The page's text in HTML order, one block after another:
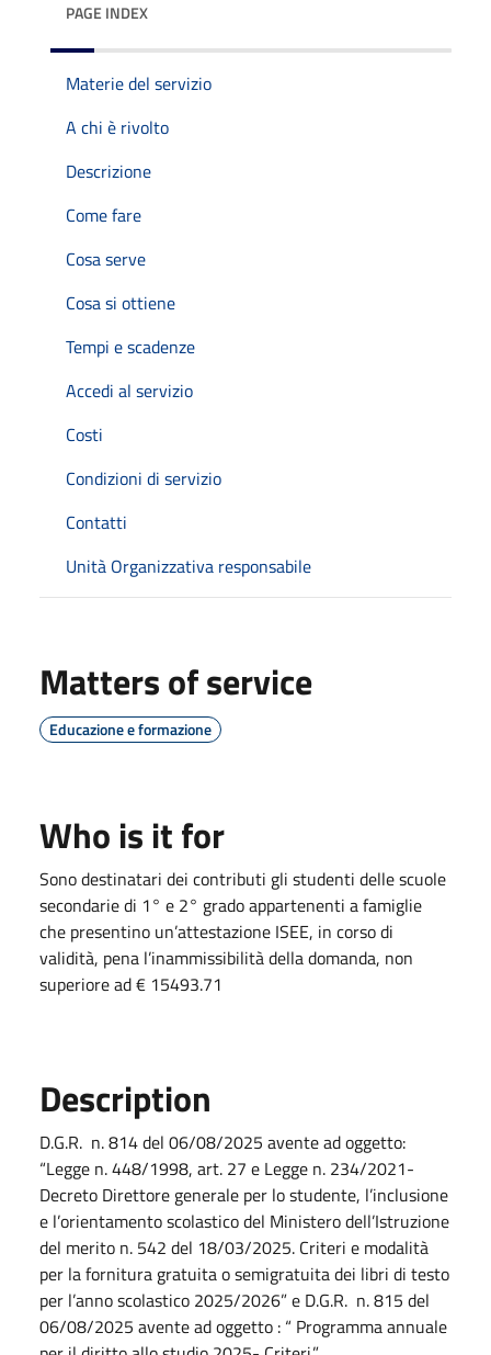
PAGE INDEX
Materie del servizio
A chi è rivolto
Descrizione
Come fare
Cosa serve
Cosa si ottiene
Tempi e scadenze
Accedi al servizio
Costi
Condizioni di servizio
Contatti
Unità Organizzativa responsabile
Matters of service
Educazione e formazione
Who is it for
Sono destinatari dei contributi gli studenti delle scuole
secondarie di 1° e 2° grado appartenenti a famiglie
che presentino un’attestazione ISEE, in corso di
validità, pena l’inammissibilità della domanda, non
superiore ad € 15493.71
Description
D.G.R. n. 814 del 06/08/2025 avente ad oggetto:
“Legge n. 448/1998, art. 27 e Legge n. 234/2021-
Decreto Direttore generale per lo studente, l’inclusione
e l’orientamento scolastico del Ministero dell’Istruzione
del merito n. 542 del 18/03/2025. Criteri e modalità
per la fornitura gratuita o semigratuita dei libri di testo
per l’anno scolastico 2025/2026” e D.G.R. n. 815 del
06/08/2025 avente ad oggetto : “ Programma annuale